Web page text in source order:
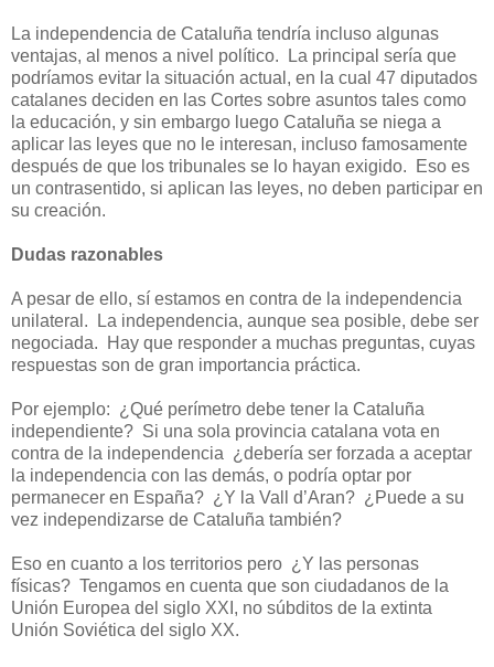
La independencia de Cataluña tendría incluso algunas
ventajas, al menos a nivel político.
La principal sería que
podríamos evitar la situación actual, en la cual 47 diputados
catalanes deciden en las Cortes sobre asuntos tales como
la educación, y sin embargo luego Cataluña se niega a
aplicar las leyes que no le interesan, incluso famosamente
después de que los tribunales se lo hayan exigido.
Eso es
un contrasentido, si aplican las leyes, no deben participar en
su creación.
Dudas razonables
A pesar de ello, sí estamos en contra de la independencia
unilateral.
La independencia, aunque sea posible, debe ser
negociada.
Hay que responder a muchas preguntas, cuyas
respuestas son de gran importancia práctica.
Por ejemplo: ¿Qué perímetro debe tener la Cataluña
independiente? Si una sola provincia catalana vota en
contra de la independencia ¿debería ser forzada a aceptar
la independencia con las demás, o podría optar por
permanecer en España? ¿Y la Vall d’Aran? ¿Puede a su
vez independizarse de Cataluña también?
Eso en cuanto a los territorios pero ¿Y las personas
físicas? Tengamos en cuenta que son ciudadanos de la
Unión Europea del siglo XXI, no súbditos de la extinta
Unión Soviética del siglo XX.